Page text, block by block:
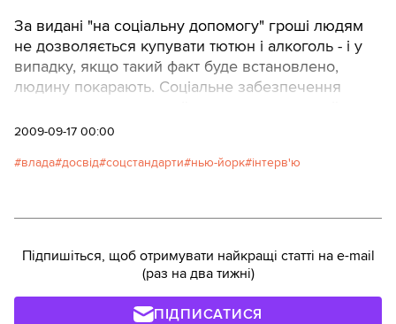
За видані "на соціальну допомогу" гроші людям
не дозволяється купувати тютюн і алкоголь - і у
випадку, якщо такий факт буде встановлено,
людину покарають. Соціальне забезпечення
допомоги і талонів на харчування. Людей
історія, сплачені рахунки, цінні папери, власність,
2009-09-17 00:00
влада досвід соцстандарти нью-йорк інтерв'ю
Підпишіться, щоб отримувати найкращі статті на e-mail
(раз на два тижні)
ПІДПИСАТИСЯ